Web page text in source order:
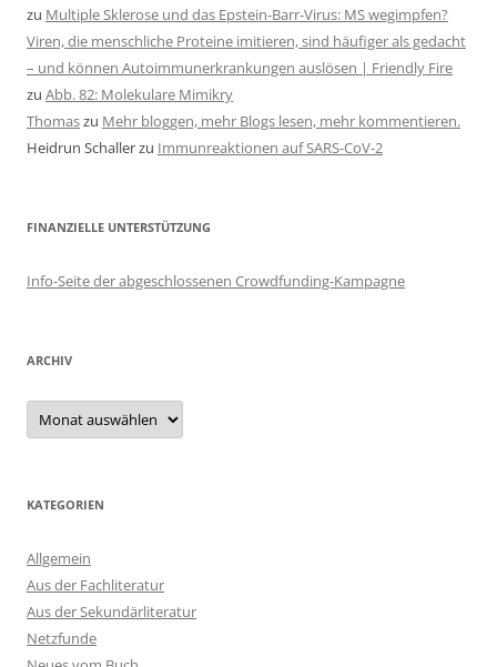
zu Multiple Sklerose und das Epstein-Barr-Virus: MS wegimpfen?
Viren, die menschliche Proteine imitieren, sind häufiger als gedacht
– und können Autoimmunerkrankungen auslösen | Friendly Fire
zu Abb. 82: Molekulare Mimikry
Thomaszu Mehr bloggen, mehr Blogs lesen, mehr kommentieren.
Heidrun Schallerzu Immunreaktionen auf SARS-CoV-2
FINANZIELLE UNTERSTÜTZUNG
Info-Seite der abgeschlossenen Crowdfunding-Kampagne
ARCHIV
Archiv
KATEGORIEN
Allgemein
Aus der Fachliteratur
Aus der Sekundärliteratur
Netzfunde